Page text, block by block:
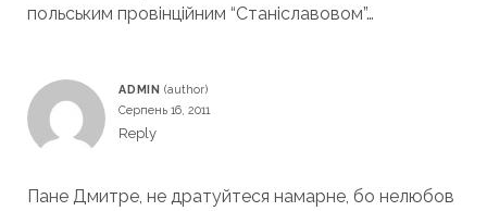
польським провінційним “Станіславовом”…
ADMIN
Серпень 16, 2011
Reply
Пане Дмитре, не дратуйтеся намарне, бо нелюбов